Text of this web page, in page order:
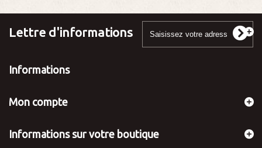
Lettre d'informations
Informations
Mon compte
Informations sur votre boutique